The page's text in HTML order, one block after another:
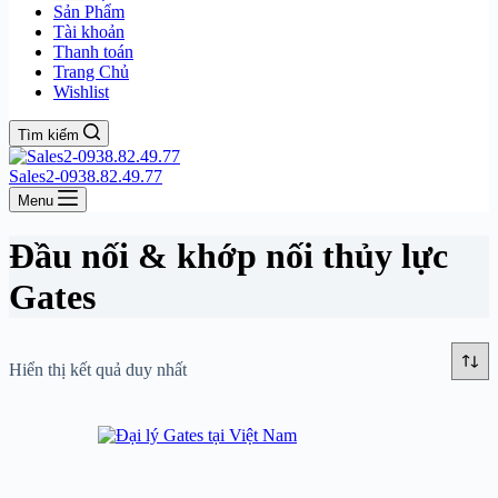
Sản Phẩm
Tài khoản
Thanh toán
Trang Chủ
Wishlist
Tìm kiếm
Sales2-0938.82.49.77
Menu
Đầu nối & khớp nối thủy lực
Gates
Hiển thị kết quả duy nhất